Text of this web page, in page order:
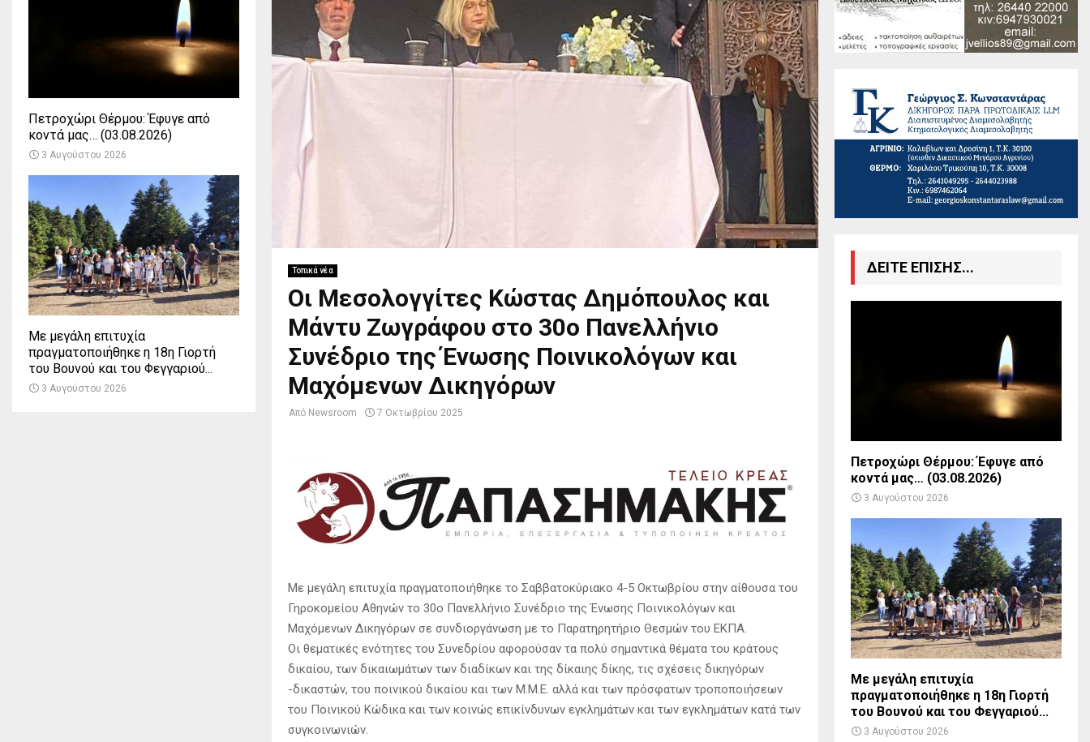
Τοπικά νέα
Οι Μεσολογγίτες Κώστας Δημόπουλος και
Μάντυ Ζωγράφου στο 30ο Πανελλήνιο
Συνέδριο της Ένωσης Ποινικολόγων και
Μαχόμενων Δικηγόρων
Από Newsroom 7 Οκτωβρίου 2025
Με μεγάλη επιτυχία πραγματοποιήθηκε το Σαββατοκύριακο 4-5 Οκτωβρίου στην αίθουσα του
Γηροκομείου Αθηνών το 30ο Πανελλήνιο Συνέδριο της Ένωσης Ποινικολόγων και
Μαχόμενων Δικηγόρων σε συνδιοργάνωση με το Παρατηρητήριο Θεσμών του ΕΚΠΑ.
Οι θεματικές ενότητες του Συνεδρίου αφορούσαν τα πολύ σημαντικά θέματα του κράτους
δικαίου, των δικαιωμάτων των διαδίκων και της δίκαιης δίκης, τις σχέσεις δικηγόρων
-δικαστών, του ποινικού δικαίου και των Μ.Μ.Ε. αλλά και των πρόσφατων τροποποιήσεων
του Ποινικού Κώδικα και των κοινώς επικίνδυνων εγκλημάτων και των εγκλημάτων κατά των
συγκοινωνιών.
Πετροχώρι Θέρμου: Έφυγε από
κοντά μας… (03.08.2026)
3 Αυγούστου 2026
Με μεγάλη επιτυχία
πραγματοποιήθηκε η 18η Γιορτή
του Βουνού και του Φεγγαριού...
3 Αυγούστου 2026
ΔΕΙΤΕ ΕΠΙΣΗΣ...
Πετροχώρι Θέρμου: Έφυγε από
κοντά μας… (03.08.2026)
3 Αυγούστου 2026
Με μεγάλη επιτυχία
πραγματοποιήθηκε η 18η Γιορτή
του Βουνού και του Φεγγαριού...
3 Αυγούστου 2026